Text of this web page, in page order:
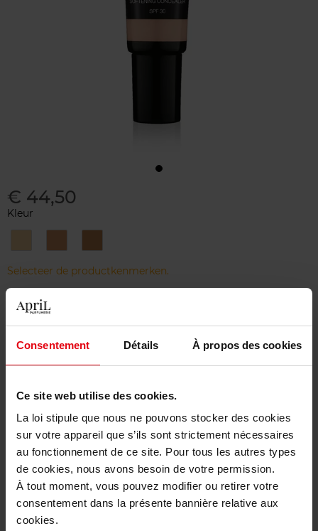
Consentement Détails À propos des cookies
Ce site web utilise des cookies.
La loi stipule que nous ne pouvons stocker des cookies
sur votre appareil que s’ils sont strictement nécessaires
au fonctionnement de ce site. Pour tous les autres types
de cookies, nous avons besoin de votre permission.
À tout moment, vous pouvez modifier ou retirer votre
consentement dans la présente bannière relative aux
cookies.
€ 44,50
Kleur
Beige
Pastel
Beige
Sable
Beige
Ambre
Selecteer de productkenmerken.
Beschrijving